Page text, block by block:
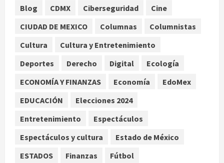
vida social a la de los hijos
agosto 6, 2026
3
condicionan el éxito del embarazo:
estudio cambia el foco al
microbioma seminal
agosto 6, 2026
¿Sería posible saber si una
inteligencia artificial tiene
agosto 6, 2026
Blog CDMX Ciberseguridad
Cine
CIUDAD DE MEXICO
Columnas
Columnistas
Cultura
Cultura y Entretenimiento
Deportes
Derecho Digital
Ecología
ECONOMÍA Y FINANZAS
Economía
EdoMex
EDUCACIÓN
Elecciones 2024
Entretenimiento
Espectáculos
Espectáculos y cultura
Estado de México
ESTADOS
Finanzas
Fútbol